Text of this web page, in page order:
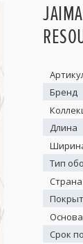
Бренд
Длина
Тип
Страна
Срок